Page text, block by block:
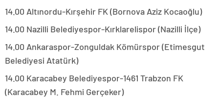
14.00 Altınordu-Kırşehir FK (Bornova Aziz Kocaoğlu)
14.00 Nazilli Belediyespor-Kırklarelispor (Nazilli İlçe)
14.00 Ankaraspor-Zonguldak Kömürspor (Etimesgut
Belediyesi Atatürk)
14.00 Karacabey Belediyespor-1461 Trabzon FK
(Karacabey M. Fehmi Gerçeker)